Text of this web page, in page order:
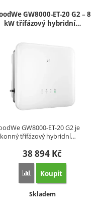
AFCI – třífázový
GW8000-ET-20 G2 – 8
kW třífázový hybridní…
GW8000-ET-20 G2 je
třífázový hybridní…
38 894 Kč
Přidat 'GoodWe
Koupit
Dostupnost:
Skladem